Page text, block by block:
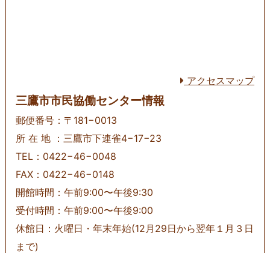
アクセスマップ
三鷹市市民協働センター情報
郵便番号：〒181−0013
所 在 地 ：三鷹市下連雀4−17−23
TEL：0422−46−0048
FAX：0422−46−0148
開館時間：午前9:00〜午後9:30
受付時間：午前9:00〜午後9:00
休館日：火曜日・年末年始(12月29日から翌年１月３日
まで)